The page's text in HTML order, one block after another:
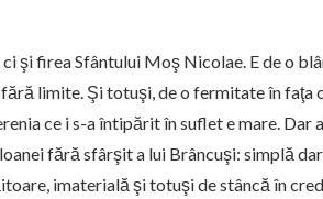
şi firea Sfântului Moş Nicolae. E de o
limite. Şi totuşi, de o fermitate în faţa
ce i s-a întipărit în suflet e mare. Dar
fără sfârşit a lui Brâncuşi: simplă
imaterială şi totuşi de stâncă în